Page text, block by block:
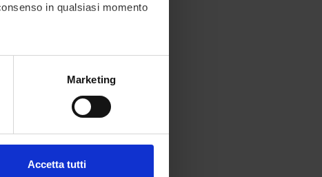
in qualsiasi momento
metro,Marketing
Accetta tutti